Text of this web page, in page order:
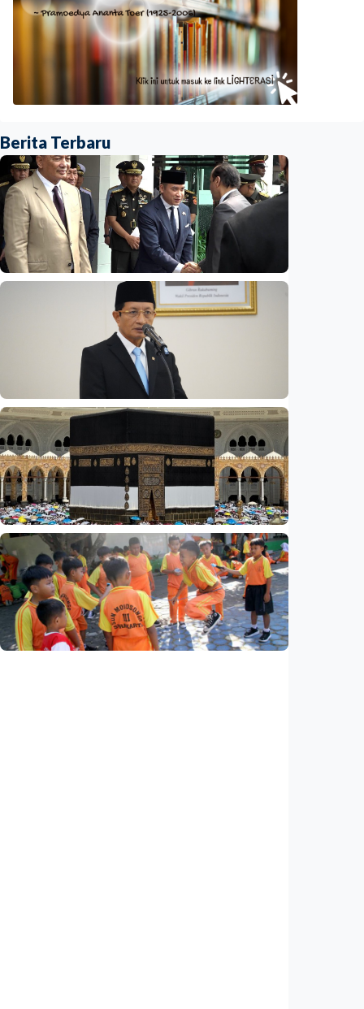
Berita Terbaru
Opini - Wacana 'reshuffle' Agustus,
wamenhan bakal diisi sipil? Pakar: Ancaman
hibrida butuh keahlian di luar militer
08 Aug 2026
Nasional
Rp4,1 triliun BOS Madrasah & BOP tahap II
segera cair, cek jadwal pengajuannya
Indonesia• 09 Aug 2026
Nasional
Analisis – Ke mana mengalirnya uang jemaah
haji Indonesia? Ada potensi ekonomi yang
bisa kembali ke Tanah Air (1 dari 3 tulisan)
Indonesia•08 Aug 2026